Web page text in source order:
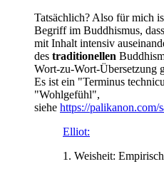
Tatsächlich? Also für mich
Begriff im Buddhismus,
mit Inhalt intensiv
des traditionellen
Wort-zu-Wort-Übersetzung
Es ist ein "Terminus
"Wohlgefühl",
siehe https://palikanon.com/
Elliot:
1. Weisheit: